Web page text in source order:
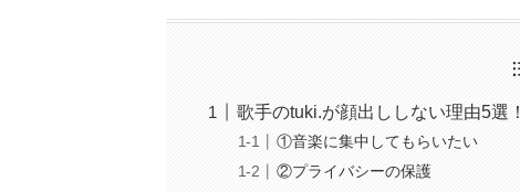
歌手のtuki.が顔出ししない理由5選！
①音楽に集中してもらいたい
②プライバシーの保護